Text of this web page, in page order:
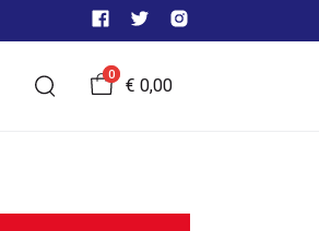
0
€ 0,00